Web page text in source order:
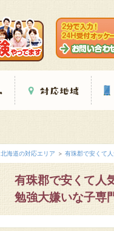
北海道の対応エリア 有珠郡で安くて
有珠郡で安くて人
勉強大嫌いな子専